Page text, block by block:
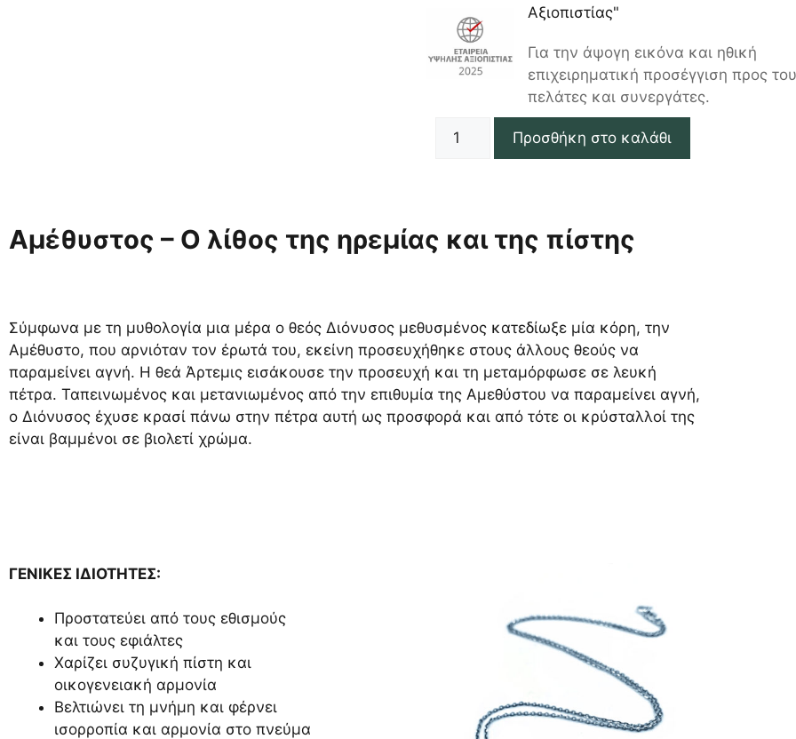
Αξιοπιστίας"
Για την άψογη εικόνα και ηθική
επιχειρηματική προσέγγιση προς
πελάτες και συνεργάτες.
Προσθήκη στο καλάθι
Αμέθυστος – Ο λίθος της ηρεμίας και της πίστης
Σύμφωνα με τη μυθολογία μια μέρα ο θεός Διόνυσος μεθυσμένος κατεδίωξε μία κόρη, την
Αμέθυστο, που αρνιόταν τον έρωτά του, εκείνη προσευχήθηκε στους άλλους θεούς να
παραμείνει αγνή. Η θεά Άρτεμις εισάκουσε την προσευχή και τη μεταμόρφωσε σε λευκή
πέτρα. Ταπεινωμένος και μετανιωμένος από την επιθυμία της Αμεθύστου να παραμείνει αγνή,
ο Διόνυσος έχυσε κρασί πάνω στην πέτρα αυτή ως προσφορά και από τότε οι κρύσταλλοί της
είναι βαμμένοι σε βιολετί χρώμα.
ΓΕΝΙΚΕΣ ΙΔΙΟΤΗΤΕΣ:
Προστατεύει από τους εθισμούς
και τους εφιάλτες
Χαρίζει συζυγική πίστη και
οικογενειακή αρμονία
Βελτιώνει τη μνήμη και φέρνει
ισορροπία και αρμονία στο πνεύμα